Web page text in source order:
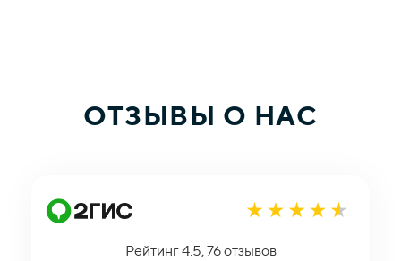
ОТЗЫВЫ О НАС
Рейтинг 4.5, 76 отзывов